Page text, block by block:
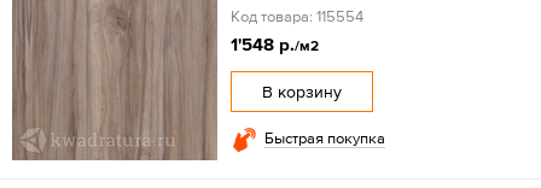
Код товара: 115554
1'548 р./м2
В корзину
Быстрая покупка